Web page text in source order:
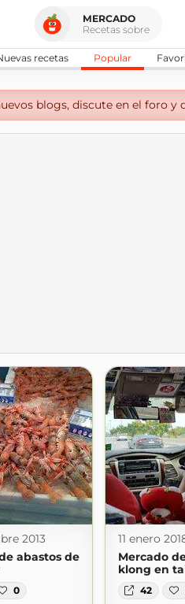
MERCADO
Recetas sobre
recetas Popular
blogs, discute en el foro y
2013
abastos de
0
11 enero
Mercado
klong en
42